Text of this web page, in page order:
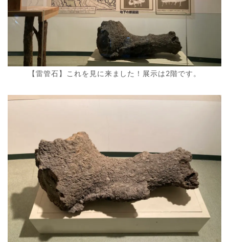
【雷管石】これを見に来ました！展示は2階です。